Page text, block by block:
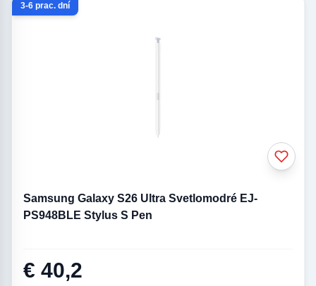
3-6 prac. dní
Samsung Galaxy S26 Ultra Svetlomodré EJ-
PS948BLE Stylus S Pen
€ 40,2